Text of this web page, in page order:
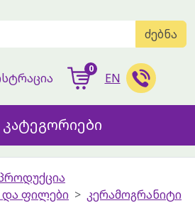
ძებნა
0
EN
კატეგორიები
და ფილები
კერამოგრანიტი